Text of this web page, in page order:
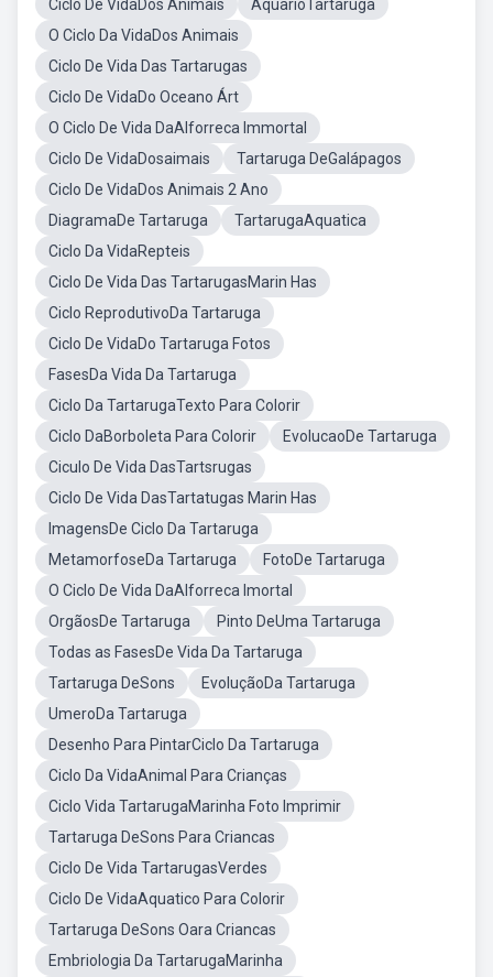
Ciclo De VidaDos Animais
AquarioTartaruga
O Ciclo Da VidaDos Animais
Ciclo De Vida Das Tartarugas
Ciclo De VidaDo Oceano Árt
O Ciclo De Vida DaAlforreca Immortal
Ciclo De VidaDosaimais
Tartaruga DeGalápagos
Ciclo De VidaDos Animais 2 Ano
DiagramaDe Tartaruga
TartarugaAquatica
Ciclo Da VidaRepteis
Ciclo De Vida Das TartarugasMarin Has
Ciclo ReprodutivoDa Tartaruga
Ciclo De VidaDo Tartaruga Fotos
FasesDa Vida Da Tartaruga
Ciclo Da TartarugaTexto Para Colorir
Ciclo DaBorboleta Para Colorir
EvolucaoDe Tartaruga
Ciculo De Vida DasTartsrugas
Ciclo De Vida DasTartatugas Marin Has
ImagensDe Ciclo Da Tartaruga
MetamorfoseDa Tartaruga
FotoDe Tartaruga
O Ciclo De Vida DaAlforreca Imortal
OrgãosDe Tartaruga
Pinto DeUma Tartaruga
Todas as FasesDe Vida Da Tartaruga
Tartaruga DeSons
EvoluçãoDa Tartaruga
UmeroDa Tartaruga
Desenho Para PintarCiclo Da Tartaruga
Ciclo Da VidaAnimal Para Crianças
Ciclo Vida TartarugaMarinha Foto Imprimir
Tartaruga DeSons Para Criancas
Ciclo De Vida TartarugasVerdes
Ciclo De VidaAquatico Para Colorir
Tartaruga DeSons Oara Criancas
Embriologia Da TartarugaMarinha